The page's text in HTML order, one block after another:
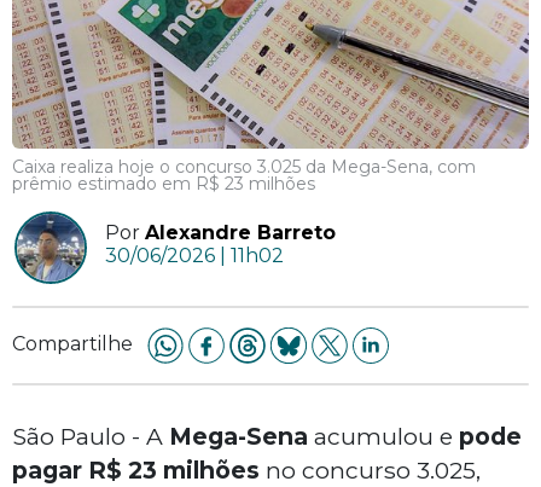
Caixa realiza hoje o concurso 3.025 da Mega-Sena, com
prêmio estimado em R$ 23 milhões
Por Alexandre Barreto
30/06/2026 | 11h02
Compartilhe
São Paulo - A Mega-Sena acumulou e pode
pagar R$ 23 milhões no concurso 3.025,